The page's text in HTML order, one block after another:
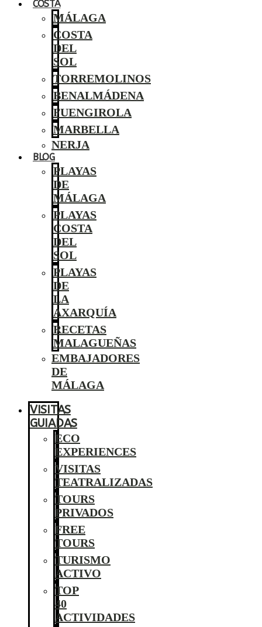
COSTA
MÁLAGA
COSTA
DEL
SOL
TORREMOLINOS
BENALMÁDENA
FUENGIROLA
MARBELLA
NERJA
BLOG
PLAYAS
DE
MÁLAGA
PLAYAS
COSTA
DEL
SOL
PLAYAS
DE
LA
AXARQUÍA
RECETAS
MALAGUEÑAS
EMBAJADORES
DE
MÁLAGA
VISITAS
GUIADAS
ECO
EXPERIENCES
VISITAS
TEATRALIZADAS
TOURS
PRIVADOS
FREE
TOURS
TURISMO
ACTIVO
TOP
40
ACTIVIDADES